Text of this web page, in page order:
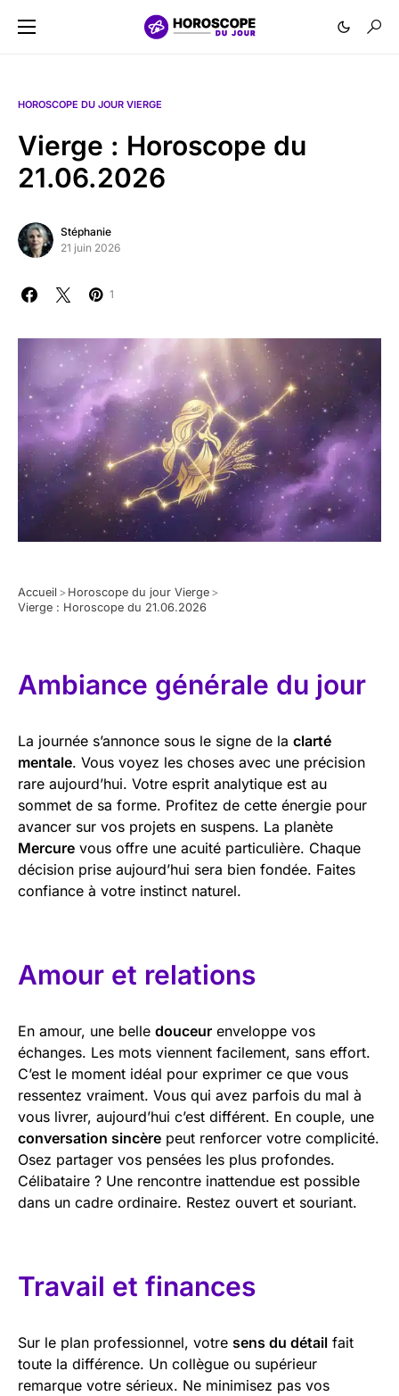
HOROSCOPE DU JOUR VIERGE
Vierge : Horoscope du
21.06.2026
Stéphanie
21 juin 2026
1
Accueil > Horoscope du jour Vierge >
Vierge : Horoscope du 21.06.2026
Ambiance générale du jour
La journée s’annonce sous le signe de la clarté
mentale. Vous voyez les choses avec une précision
rare aujourd’hui. Votre esprit analytique est au
sommet de sa forme. Profitez de cette énergie pour
avancer sur vos projets en suspens. La planète
Mercure vous offre une acuité particulière. Chaque
décision prise aujourd’hui sera bien fondée. Faites
confiance à votre instinct naturel.
Amour et relations
En amour, une belle douceur enveloppe vos
échanges. Les mots viennent facilement, sans effort.
C’est le moment idéal pour exprimer ce que vous
ressentez vraiment. Vous qui avez parfois du mal à
vous livrer, aujourd’hui c’est différent. En couple, une
conversation sincère peut renforcer votre complicité.
Osez partager vos pensées les plus profondes.
Célibataire ? Une rencontre inattendue est possible
dans un cadre ordinaire. Restez ouvert et souriant.
Travail et finances
Sur le plan professionnel, votre sens du détail fait
toute la différence. Un collègue ou supérieur
remarque votre sérieux. Ne minimisez pas vos